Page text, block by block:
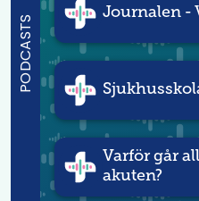
PODCASTS
Journalen -
Varför går
akuten?